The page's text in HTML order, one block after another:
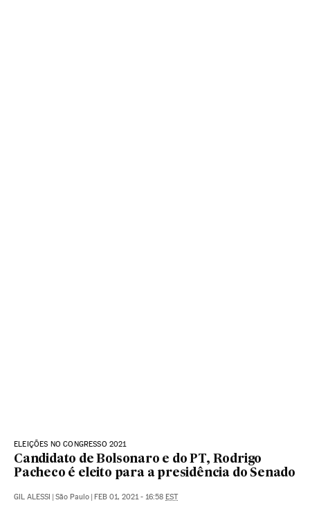
ELEIÇÕES NO CONGRESSO 2021
Candidato de Bolsonaro e do PT, Rodrigo
Pacheco é eleito para a presidência do Senado
GIL ALESSI | São Paulo | FEB 01, 2021 - 16:58 EST